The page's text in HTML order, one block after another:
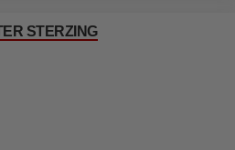
STERZING